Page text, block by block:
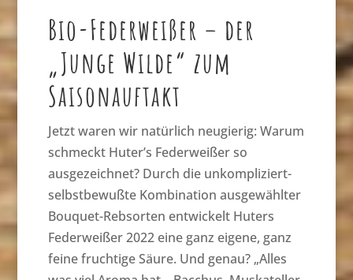
Bio-Federweißer – der
„Junge Wilde“ zum
Saisonauftakt
Jetzt waren wir natürlich neugierig: Warum
schmeckt Huter’s Federweißer so
ausgezeichnet? Durch die unkompliziert-
selbstbewußte Kombination ausgewählter
Bouquet-Rebsorten entwickelt Huters
Federweißer 2022 eine ganz eigene, ganz
feine fruchtige Säure. Und genau? „Alles